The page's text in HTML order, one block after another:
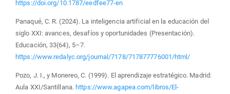
https://doi.org/10.1787/eedfee77-en
Panaqué, C. R. (2024). La inteligencia artificial en la educación del
siglo XXI: avances, desafíos y oportunidades (Presentación).
Educación, 33(64), 5–7.
https://www.redalyc.org/journal/7178/717877776001/html/
Pozo, J. I., y Monereo, C. (1999). El aprendizaje estratégico. Madrid:
Aula XXI/Santillana. https://www.agapea.com/libros/El-